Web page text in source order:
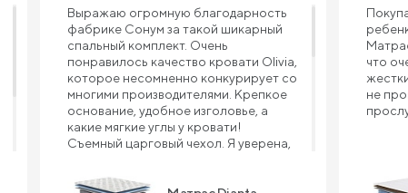
Выражаю огромную благодарность
фабрике Сонум за такой шикарный
спальный комплект. Очень
понравилось качество кровати Olivia,
которое несомненно конкурирует со
многими производителями. Крепкое
основание, удобное изголовье, а
какие мягкие углы у кровати!
Съемный царговый чехол. Я уверена,
с предыдущей кроватью другого
что
не